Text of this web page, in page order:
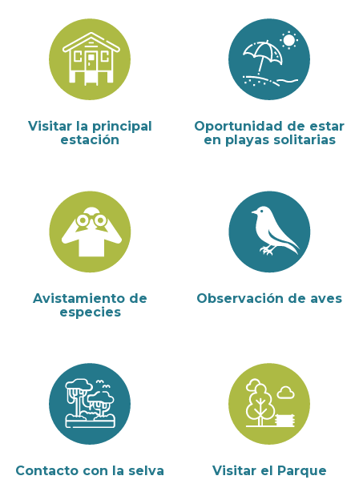
Visitar la principal
estación
Oportunidad de estar
en playas solitarias
Avistamiento de
especies
Observación de aves
Contacto con la selva Visitar el Parque